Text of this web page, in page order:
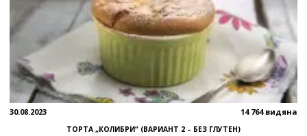
30.08.2023 14 764 видяна
ТОРТА „КОЛИБРИ“ (ВАРИАНТ 2 – БЕЗ ГЛУТЕН)